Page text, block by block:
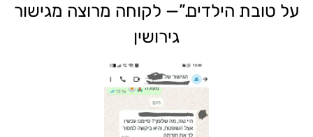
על טובת הילדים.”— לקוחה מרוצה מגישור
גירושין